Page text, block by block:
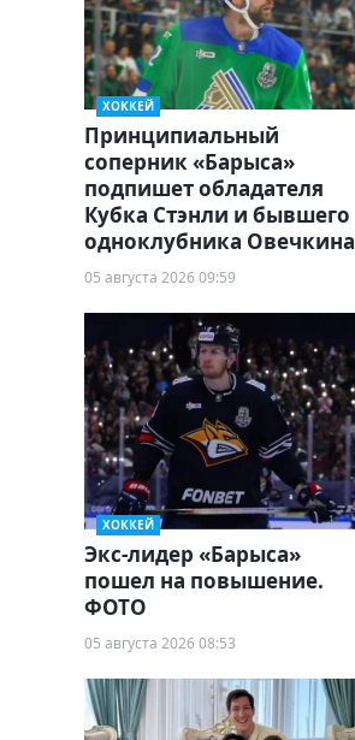
ХОККЕЙ
Принципиальный
соперник «Барыса»
подпишет обладателя
Кубка Стэнли и бывшего
одноклубника Овечкина
05 августа 2026 09:59
ХОККЕЙ
Экс-лидер «Барыса»
пошел на повышение.
ФОТО
05 августа 2026 08:53